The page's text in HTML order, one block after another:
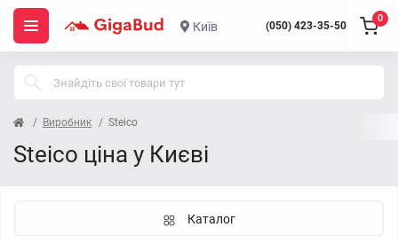
Київ (050) 423-35-50
0
Виробник Steico
Steico ціна у Києві
Каталог